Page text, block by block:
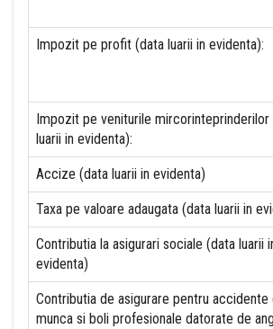
Impozit pe profit (data luarii in evidenta):
Impozit pe veniturile mircorinteprinderilor
luarii in evidenta):
Accize (data luarii in evidenta)
Taxa pe valoare adaugata (data luarii in
Contributia la asigurari sociale (data luarii
evidenta)
Contributia de asigurare pentru accidente
munca si boli profesionale datorate de